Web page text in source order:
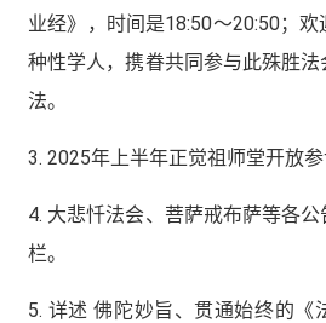
业经》，时间是18:50～20:50；
种性学人，携眷共同参与此殊胜
法。
3. 2025年上半年正觉祖师堂开放参
4. 大悲忏法会、菩萨戒布萨等各
栏。
5. 详述 佛陀妙旨、贯通始终的《